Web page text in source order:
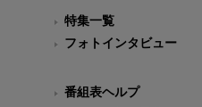
特集一覧
フォトインタビュー
番組表ヘルプ